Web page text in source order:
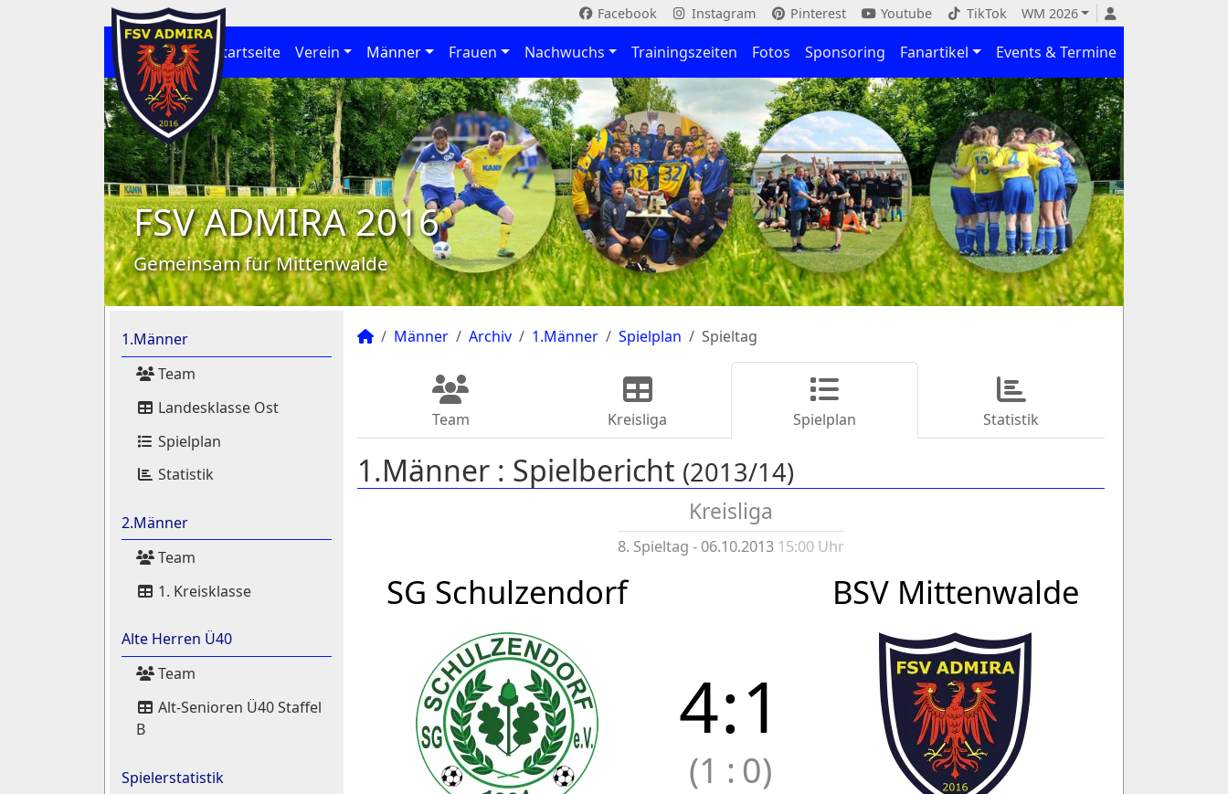
Facebook Instagram Pinterest Youtube TikTok WM 2026
Startseite Verein Männer Frauen Nachwuchs Trainingszeiten Fotos Sponsoring Fanartikel Events & Termine
FSV ADMIRA 2016
Gemeinsam für Mittenwalde
1.Männer
Team
Landesklasse Ost
Spielplan
Statistik
2.Männer
Team
1. Kreisklasse
Alte Herren Ü40
Team
Alt-Senioren Ü40 Staffel
B
Spielerstatistik
Männer Archiv 1.Männer Spielplan Spieltag
Team Kreisliga Spielplan Statistik
1.Männer : Spielbericht (2013/14)
Kreisliga
8. Spieltag - 06.10.2013 15:00 Uhr
SG Schulzendorf BSV Mittenwalde
4:1
(1 : 0)